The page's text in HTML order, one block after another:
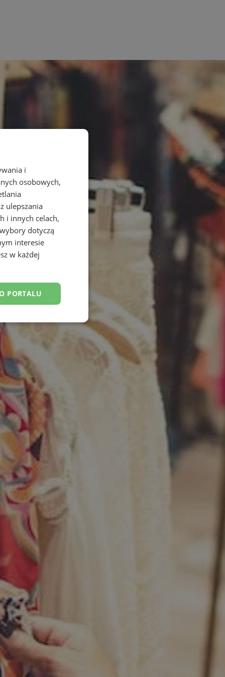
i
osobowych,
ulepszania
i innych celach,
dotyczą
interesie
w każdej
PORTALU
użytkownika i
sesji.
sesji.
sesji.
o zgodzie
Rejestruje
i ustawień
w kolejnych
musi ponownie
wygodę i
ludzi i botów. Jest
na temat
Cookie-
dotyczących
to konieczne,
poprawnie.
ludzi i botów. Jest
na temat